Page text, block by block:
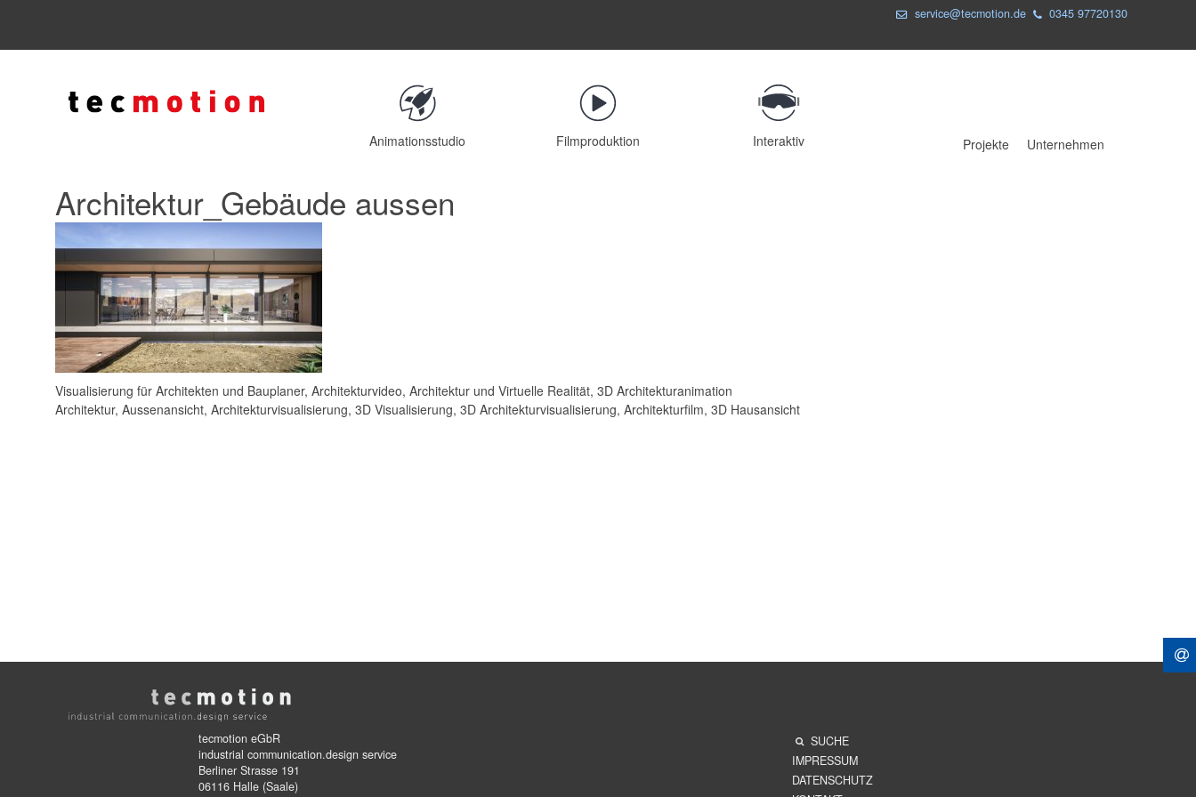
0345 97720130
service@tecmotion.de
Animationsstudio Filmproduktion Interaktiv Projekte Unternehmen
Architektur_Gebäude aussen
Visualisierung für Architekten und Bauplaner, Architekturvideo, Architektur und Virtuelle Realität, 3D Architekturanimation
Architektur, Aussenansicht, Architekturvisualisierung, 3D Visualisierung, 3D Architekturvisualisierung, Architekturfilm, 3D Hausansicht
tecmotion eGbR
industrial communication.design service
Berliner Strasse 191
06116 Halle (Saale)
SUCHE
IMPRESSUM
DATENSCHUTZ